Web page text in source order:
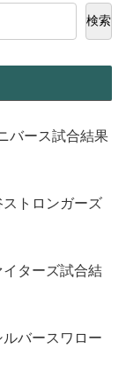
検索
バース試合結果
トロンガーズ
ターズ試合結
バースワロー